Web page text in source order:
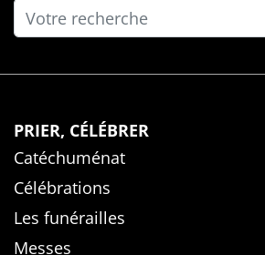
PRIER, CÉLÉBRER
Catéchuménat
Célébrations
Les funérailles
Messes